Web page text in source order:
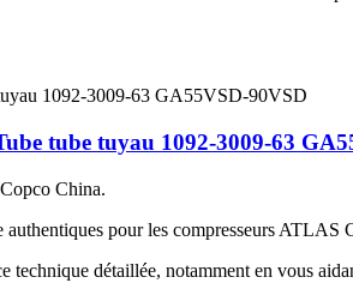
tube tuyau 1092-3009-63
China.
pour les compresseurs
détaillée, notamment en vous